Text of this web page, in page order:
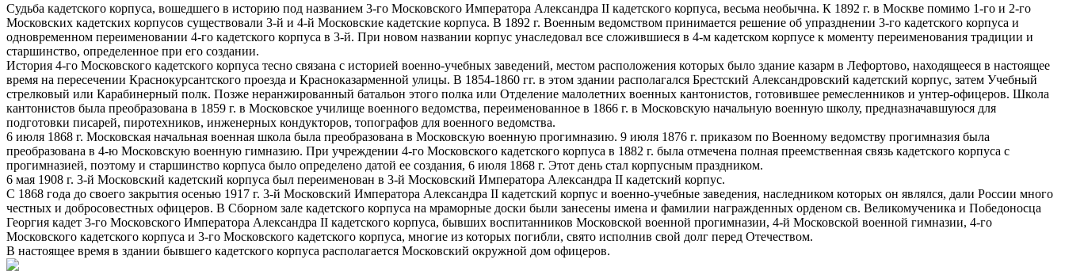
Судьба кадетского корпуса, вошедшего в историю под названием 3-го Московского Императора Александра II кадетского корпуса, весьма необычна. К 1892 г. в Москве помимо 1-го и 2-го
Московских кадетских корпусов существовали 3-й и 4-й Московские кадетские корпуса. В 1892 г. Военным ведомством принимается решение об упразднении 3-го кадетского корпуса и
одновременном переименовании 4-го кадетского корпуса в 3-й. При новом названии корпус унаследовал все сложившиеся в 4-м кадетском корпусе к моменту переименования традиции и
старшинство, определенное при его создании.
История 4-го Московского кадетского корпуса тесно связана с историей военно-учебных заведений, местом расположения которых было здание казарм в Лефортово, находящееся в настоящее
время на пересечении Краснокурсантского проезда и Красноказарменной улицы. В 1854-1860 гг. в этом здании располагался Брестский Александровский кадетский корпус, затем Учебный
стрелковый или Карабинерный полк. Позже неранжированный батальон этого полка или Отделение малолетних военных кантонистов, готовившее ремесленников и унтер-офицеров. Школа
кантонистов была преобразована в 1859 г. в Московское училище военного ведомства, переименованное в 1866 г. в Московскую начальную военную школу, предназначавшуюся для
подготовки писарей, пиротехников, инженерных кондукторов, топографов для военного ведомства.
6 июля 1868 г. Московская начальная военная школа была преобразована в Московскую военную прогимназию. 9 июля 1876 г. приказом по Военному ведомству прогимназия была
преобразована в 4-ю Московскую военную гимназию. При учреждении 4-го Московского кадетского корпуса в 1882 г. была отмечена полная преемственная связь кадетского корпуса с
прогимназией, поэтому и старшинство корпуса было определено датой ее создания, 6 июля 1868 г. Этот день стал корпусным праздником.
6 мая 1908 г. 3-й Московский кадетский корпуса был переименован в 3-й Московский Императора Александра II кадетский корпус.
С 1868 года до своего закрытия осенью 1917 г. 3-й Московский Императора Александра II кадетский корпус и военно-учебные заведения, наследником которых он являлся, дали России много
честных и добросовестных офицеров. В Сборном зале кадетского корпуса на мраморные доски были занесены имена и фамилии награжденных орденом св. Великомученика и Победоносца
Георгия кадет 3-го Московского Императора Александра II кадетского корпуса, бывших воспитанников Московской военной прогимназии, 4-й Московской военной гимназии, 4-го
Московского кадетского корпуса и 3-гo Московского кадетского корпуса, многие из которых погибли, свято исполнив свой долг перед Отечеством.
В настоящее время в здании бывшего кадетского корпуса располагается Московский окружной дом офицеров.